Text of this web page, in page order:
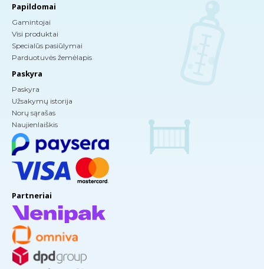
Papildomai
Gamintojai
Visi produktai
Specialūs pasiūlymai
Parduotuvės žemėlapis
Paskyra
Paskyra
Užsakymų istorija
Norų sąrašas
Naujienlaiškis
Partneriai